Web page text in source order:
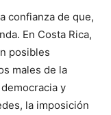
confianza de que,
En Costa Rica,
posibles
males de la
y
la imposición